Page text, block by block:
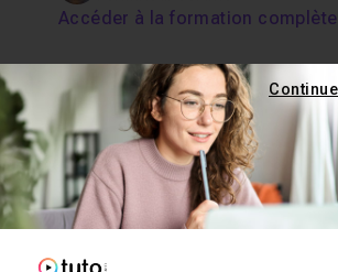
Accéder à la formation complète